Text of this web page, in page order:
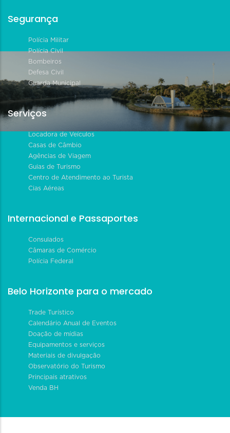
Segurança
Polícia Militar
Polícia Civil
Bombeiros
Defesa Civil
Guarda Municipal
Serviços
Locadora de Veículos
Casas de Câmbio
Agências de Viagem
Guias de Turismo
Centro de Atendimento ao Turista
Cias Aéreas
Internacional e Passaportes
Consulados
Câmaras de Comércio
Polícia Federal
Belo Horizonte para o mercado
Trade Turístico
Calendário Anual de Eventos
Doação de mídias
Equipamentos e serviços
Materiais de divulgação
Observatório do Turismo
Principais atrativos
Venda BH